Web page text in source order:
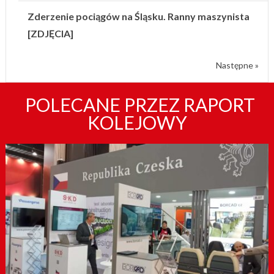
Zderzenie pociągów na Śląsku. Ranny maszynista
[ZDJĘCIA]
Następne »
POLECANE PRZEZ RAPORT
KOLEJOWY